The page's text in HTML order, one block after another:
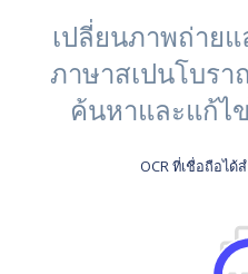
เปลี่ยนภาพถ่าย
ภาษาสเปนโบร
ค้นหาและแก้ไ
OCR ที่เชื่อถือได้